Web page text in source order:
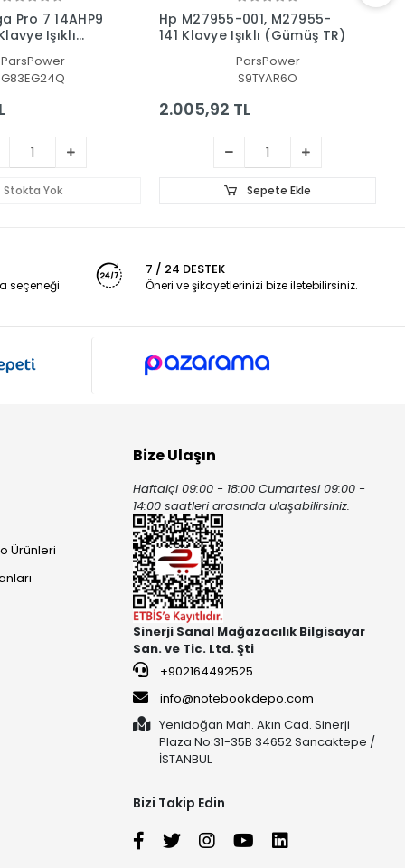
Pro 7 14AHP9
Işıklı
ParsPower
G83EG24Q
Stokta Yok
Hp M27955-001, M27955-
141 Klavye Işıklı (Gümüş TR)
ParsPower
S9TYAR6O
2.005,92 TL
Sepete Ekle
seçeneği
7 / 24 DESTEK
Öneri ve şikayetlerinizi bize iletebilirsiniz.
Ürünleri
Bize Ulaşın
Haftaiçi 09:00 - 18:00 Cumartesi 09:00 -
14:00 saatleri arasında ulaşabilirsiniz.
Sinerji Sanal Mağazacılık Bilgisayar
San. ve Tic. Ltd. Şti
+902164492525
info@notebookdepo.com
Yenidoğan Mah. Akın Cad. Sinerji
Plaza No:31-35B 34652 Sancaktepe /
İSTANBUL
Bizi Takip Edin